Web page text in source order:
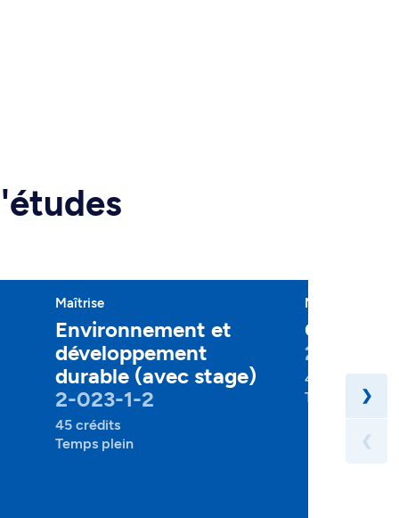
Maîtrise
Environnement et
développement
durable (avec stage)
2-023-1-2
45 crédits
Temps plein
Maîtrise
Chimie
2-060-
45 crédits
Temps plein
❯
❮